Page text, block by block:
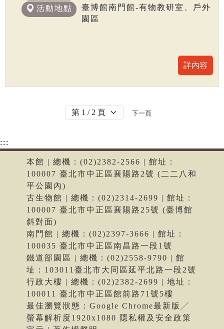
活動地點
臺博館南門館-有物教研室、戶外
園區
下一頁
:::
本館 | 總機：(02)2382-2566 | 館址：
100007 臺北市中正區襄陽路2號 (二二八和
平公園內)
古生物館 | 總機：(02)2314-2699 | 館址：
100007 臺北市中正區襄陽路25號 (臺博館
斜對面)
南門館 | 總機：(02)2397-3666 | 館址：
100035 臺北市中正區南昌路一段1號
鐵道部園區 | 總機：(02)2558-9790 | 館
址：103011臺北市大同區延平北路一段2號
行政大樓 | 總機：(02)2382-2699 | 地址：
100011 臺北市中正區館前路71號5樓
最佳瀏覽狀態：Google Chrome最新版╱
螢幕解析度1920x1080 隱私權及安全政策